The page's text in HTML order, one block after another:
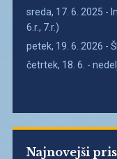
sreda, 17. 6. 2025 -
6.r., 7.r.)
petek, 19. 6. 2026 -
četrtek, 18. 6. -
Najnovejši